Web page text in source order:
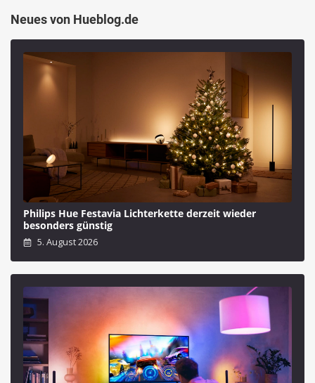
Neues von Hueblog.de
Philips Hue Festavia Lichterkette derzeit wieder
besonders günstig
5. August 2026